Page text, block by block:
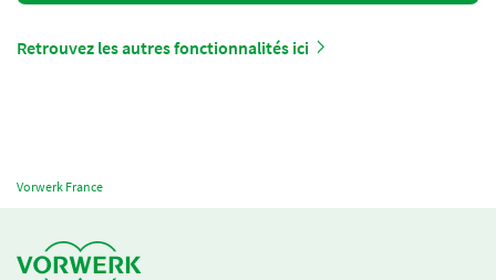
Retrouvez les autres fonctionnalités ici
Vorwerk France